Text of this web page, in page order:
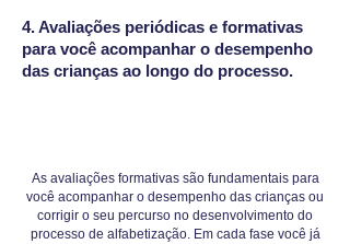
4. Avaliações periódicas e formativas
para você acompanhar o desempenho
das crianças ao longo do processo.
As avaliações formativas são fundamentais para
você acompanhar o desempenho das crianças ou
corrigir o seu percurso no desenvolvimento do
processo de alfabetização. Em cada fase você já